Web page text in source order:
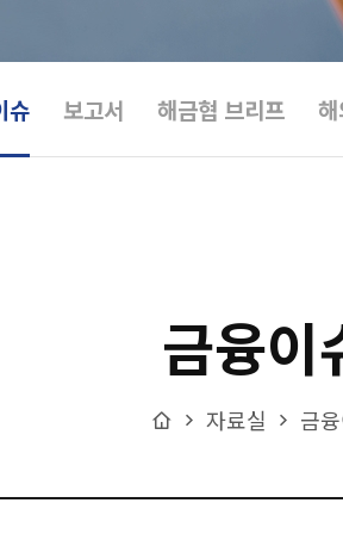
슈 보고서 해금협 브리프
금융이
Home
자료실 금